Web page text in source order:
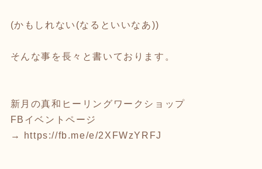
(かもしれない(なるといいなあ))
そんな事を長々と書いております。
新月の真和ヒーリングワークショップ
FBイベントページ
→
https://fb.me/e/2XFWzYRFJ